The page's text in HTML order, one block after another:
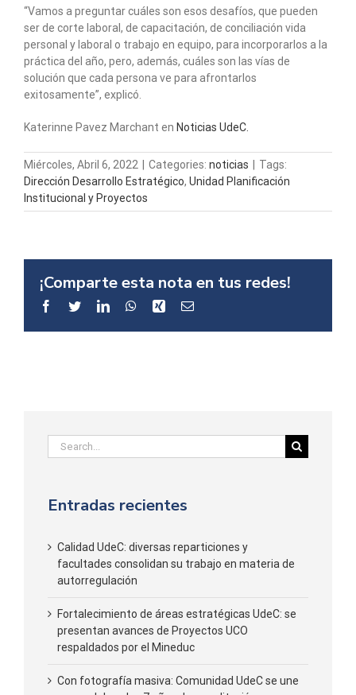
“Vamos a preguntar cuáles son esos desafíos, que pueden
ser de corte laboral, de capacitación, de conciliación vida
personal y laboral o trabajo en equipo, para incorporarlos a la
práctica del año, pero, además, cuáles son las vías de
solución que cada persona ve para afrontarlos
exitosamente”, explicó.
Katerinne Pavez Marchant en Noticias UdeC.
Miércoles, Abril 6, 2022 Categories: noticias
Tags:
Dirección Desarrollo Estratégico, Unidad Planificación
Institucional y Proyectos
¡Comparte esta nota en tus redes!
Facebook
TwitterLinkedInWhatsApp
Xing Email
Search
for:
Entradas recientes
Calidad UdeC: diversas reparticiones y
facultades consolidan su trabajo en materia de
autorregulación
Fortalecimiento de áreas estratégicas UdeC: se
presentan avances de Proyectos UCO
respaldados por el Mineduc
Con fotografía masiva: Comunidad UdeC se une